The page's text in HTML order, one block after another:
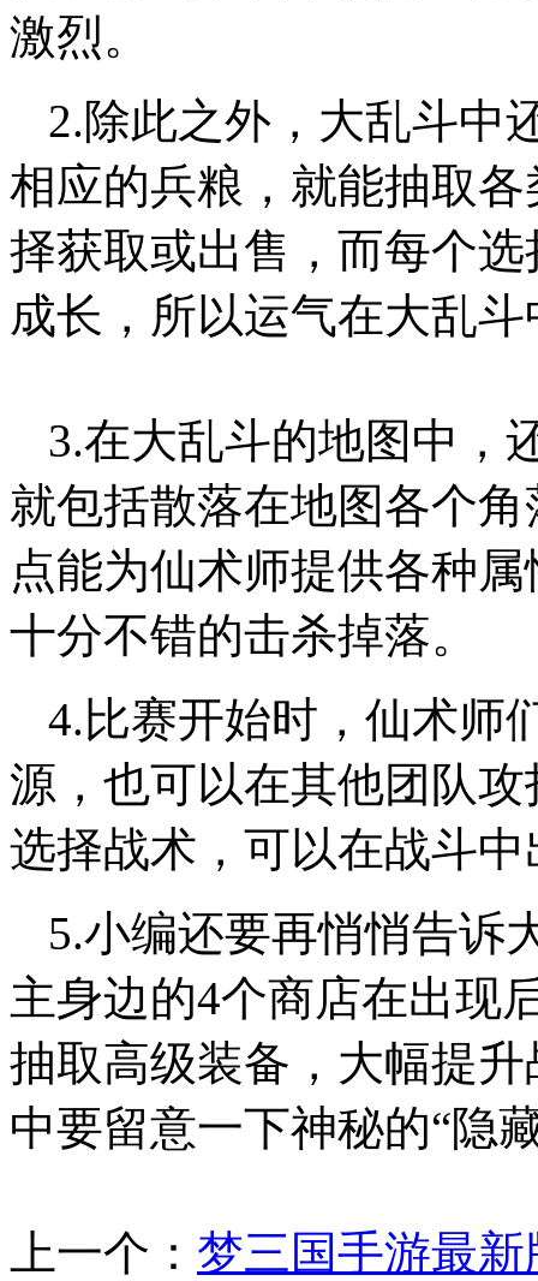
激烈。
2.除此之外，大乱斗中
相应的兵粮，就能抽取
择获取或出售，而每个
成长，所以运气在大乱
3.在大乱斗的地图中，
就包括散落在地图各个
点能为仙术师提供各种
十分不错的击杀掉落。
4.比赛开始时，仙术师
源，也可以在其他团队
选择战术，可以在战斗
5.小编还要再悄悄告诉
主身边的4个商店在出现
抽取高级装备，大幅提
中要留意一下神秘的“隐
上一个： 梦三国手游最新